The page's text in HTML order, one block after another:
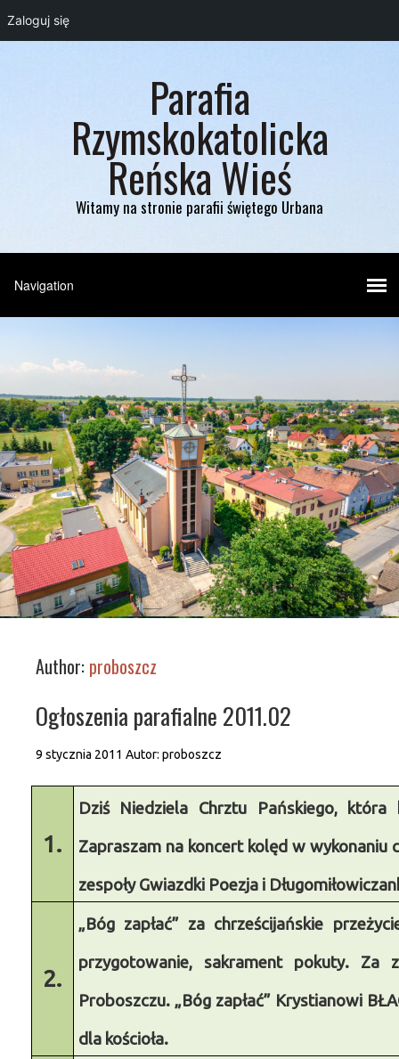
Parafia
Rzymskokatolicka
Reńska Wieś
Witamy na stronie parafii świętego Urbana
Author: proboszcz
Ogłoszenia parafialne 2011.02
9 stycznia 2011 Autor: proboszcz
1.
Dziś Niedziela Chrztu Pańskiego,
Zapraszam na koncert kolęd w wykonaniu
zespoły Gwiazdki Poezja i
2.
„Bóg zapłać” za chrześcijańskie
przygotowanie, sakrament pokuty.
Proboszczu. „Bóg zapłać” Krystianowi
dla kościoła.
Zaloguj się